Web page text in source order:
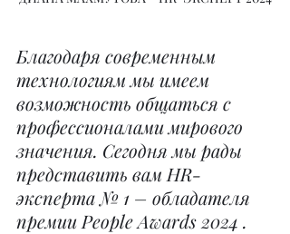
Благодаря современным
технологиям мы имеем
возможность общаться с
профессионалами мирового
значения. Сегодня мы рады
представить вам HR-
эксперта № 1 – обладателя
премии People Awards 2024 .